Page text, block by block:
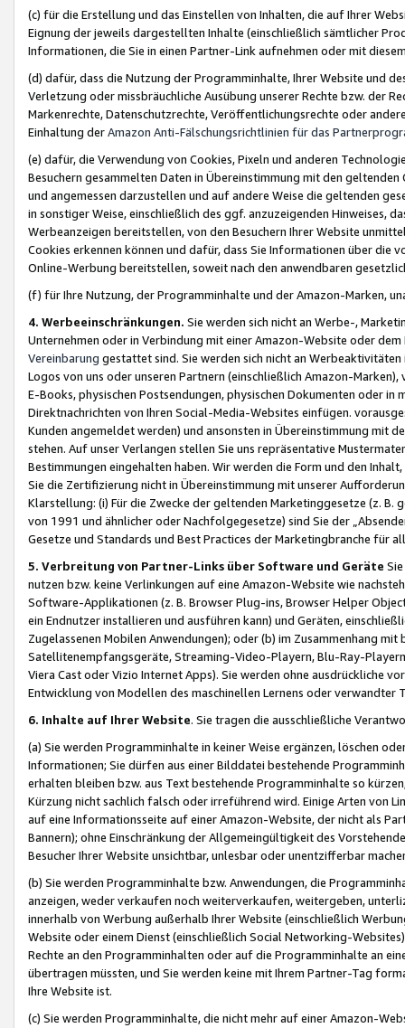
(c) für die Erstellung und das Einstellen von Inhalten, die auf Ihrer
Eignung der jeweils dargestellten Inhalte (einschließlich sämtlicher
Informationen, die Sie in einen Partner-Link aufnehmen oder mit
(d) dafür, dass die Nutzung der Programminhalte, Ihrer Website und
Verletzung oder missbräuchliche Ausübung unserer Rechte bzw. der
Markenrechte, Datenschutzrechte, Veröffentlichungsrechte oder
Einhaltung derAmazon Anti-Fälschungsrichtlinien für das
(e) dafür, die Verwendung von Cookies, Pixeln und anderen
Besuchern gesammelten Daten in Übereinstimmung mit den
und angemessen darzustellen und auf andere Weise die geltenden
in sonstiger Weise, einschließlich des ggf. anzuzeigenden Hinweises,
Werbeanzeigen bereitstellen, von den Besuchern Ihrer Website
Cookies erkennen können und dafür, dass Sie Informationen über die
Online-Werbung bereitstellen, soweit nach den anwendbaren
(f) für Ihre Nutzung, der Programminhalte und der Amazon-Marken,
4. Werbeeinschränkungen. Sie werden sich nicht an Werbe-,
Unternehmen oder in Verbindung mit einer Amazon-Website oder
Vereinbarung gestattet sind. Sie werden sich nicht an
Logos von uns oder unseren Partnern (einschließlich Amazon-
E-Books, physischen Postsendungen, physischen Dokumenten oder in
Direktnachrichten von Ihren Social-Media-Websites einfügen.
Kunden angemeldet werden) und ansonsten in Übereinstimmung mit
stehen. Auf unser Verlangen stellen Sie uns repräsentative
Bestimmungen eingehalten haben. Wir werden die Form und den
Sie die Zertifizierung nicht in Übereinstimmung mit unserer
Klarstellung: (i) Für die Zwecke der geltenden Marketinggesetze (z. B.
von 1991 und ähnlicher oder Nachfolgegesetze) sind Sie der
Gesetze und Standards und Best Practices der Marketingbranche für
5. Verbreitung von Partner-Links über Software und Geräte
nutzen bzw. keine Verlinkungen auf eine Amazon-Website wie
Software-Applikationen (z. B. Browser Plug-ins, Browser Helper
ein Endnutzer installieren und ausführen kann) und Geräten,
Zugelassenen Mobilen Anwendungen); oder (b) im Zusammenhang
Satellitenempfangsgeräte, Streaming-Video-Playern, Blu-Ray-
Viera Cast oder Vizio Internet Apps). Sie werden ohne ausdrückliche
Entwicklung von Modellen des maschinellen Lernens oder
6. Inhalte auf Ihrer Website. Sie tragen die ausschließliche
(a) Sie werden Programminhalte in keiner Weise ergänzen, löschen
Informationen; Sie dürfen aus einer Bilddatei bestehende
erhalten bleiben bzw. aus Text bestehende Programminhalte so
Kürzung nicht sachlich falsch oder irreführend wird. Einige Arten von
auf eine Informationsseite auf einer Amazon-Website, der nicht als
Bannern); ohne Einschränkung der Allgemeingültigkeit des
Besucher Ihrer Website unsichtbar, unlesbar oder unentzifferbar
(b) Sie werden Programminhalte bzw. Anwendungen, die
anzeigen, weder verkaufen noch weiterverkaufen, weitergeben,
innerhalb von Werbung außerhalb Ihrer Website (einschließlich
Website oder einem Dienst (einschließlich Social Networking-
Rechte an den Programminhalten oder auf die Programminhalte an
übertragen müssten, und Sie werden keine mit Ihrem Partner-Tag
Ihre Website ist.
(c) Sie werden Programminhalte, die nicht mehr auf einer Amazon-